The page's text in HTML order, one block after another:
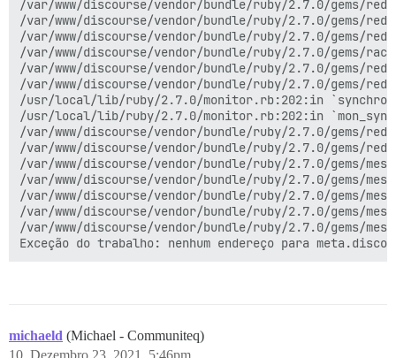
/var/www/discourse/vendor/bundle/ruby/2.7.0/
/var/www/discourse/vendor/bundle/ruby/2.7.0/
/var/www/discourse/vendor/bundle/ruby/2.7.0/
/var/www/discourse/vendor/bundle/ruby/2.7.0/
/var/www/discourse/vendor/bundle/ruby/2.7.0/
/var/www/discourse/vendor/bundle/ruby/2.7.0/
/usr/local/lib/ruby/2.7.0/monitor.rb:202:in
/usr/local/lib/ruby/2.7.0/monitor.rb:202:in
/var/www/discourse/vendor/bundle/ruby/2.7.0/
/var/www/discourse/vendor/bundle/ruby/2.7.0/
/var/www/discourse/vendor/bundle/ruby/2.7.0/gems/
/var/www/discourse/vendor/bundle/ruby/2.7.0/gems/
/var/www/discourse/vendor/bundle/ruby/2.7.0/gems/
/var/www/discourse/vendor/bundle/ruby/2.7.0/gems/
/var/www/discourse/vendor/bundle/ruby/2.7.0/gems/
michaeld (Michael - Communiteq)
Dezembro 23, 2021, 5:46pm
10